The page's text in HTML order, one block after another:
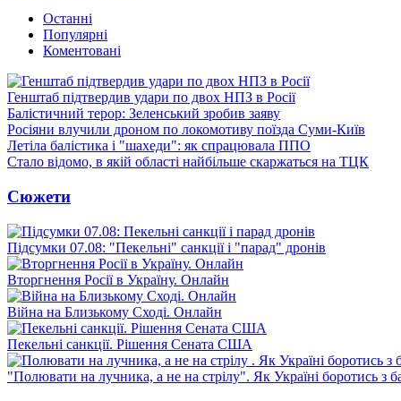
Останні
Популярні
Коментовані
Генштаб підтвердив удари по двох НПЗ в Росії
Балістичний терор: Зеленський зробив заяву
Росіяни влучили дроном по локомотиву поїзда Суми-Київ
Летіла балістика і "шахеди": як спрацювала ППО
Стало відомо, в якій області найбільше скаржаться на ТЦК
Сюжети
Підсумки 07.08: "Пекельні" санкції і "парад" дронів
Вторгнення Росії в Україну. Онлайн
Війна на Близькому Сході. Онлайн
Пекельні санкції. Рішення Сената США
"Полювати на лучника, а не на стрілу". Як Україні боротись з